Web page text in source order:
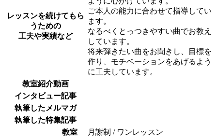
レッスンを続けてもら
うための
工夫や実績など
ご本人の能力に合わせて指導してい
ます。
なるべくとっつきやすい曲でお教え
しています。
将来弾きたい曲をお聞きし、目標を
作り、モチベーションをあげるよう
に工夫しています。
教室紹介動画
インタビュー記事
執筆したメルマガ
執筆した特集記事
教室 月謝制 / ワンレッスン